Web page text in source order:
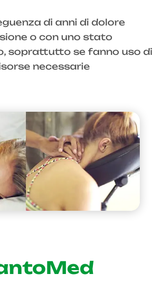
di anni di dolore
o con uno stato
soprattutto se fanno uso di
necessarie